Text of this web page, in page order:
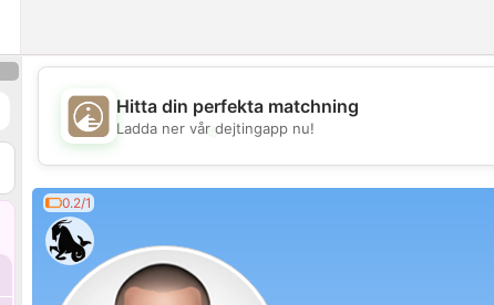
💖
Hitta din perfekta matchning
Ladda ner vår dejtingapp nu!
0.2/1